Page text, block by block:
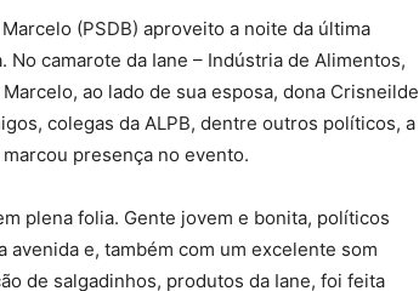
(PSDB) aproveito a noite da última
camarote da Iane – Indústria de Alimentos,
ao lado de sua esposa, dona Crisneilde
colegas da ALPB, dentre outros políticos, a
presença no evento.
plena folia. Gente jovem e bonita, políticos
e, também com um excelente som
de salgadinhos, produtos da Iane, foi feita